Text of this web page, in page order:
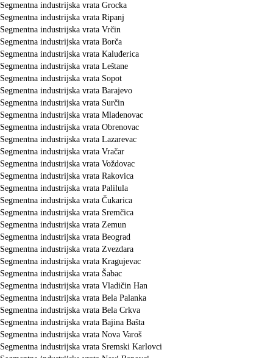
Segmentna industrijska vrata Grocka
Segmentna industrijska vrata Ripanj
Segmentna industrijska vrata Vrčin
Segmentna industrijska vrata Borča
Segmentna industrijska vrata Kaluđerica
Segmentna industrijska vrata Leštane
Segmentna industrijska vrata Sopot
Segmentna industrijska vrata Barajevo
Segmentna industrijska vrata Surčin
Segmentna industrijska vrata Mladenovac
Segmentna industrijska vrata Obrenovac
Segmentna industrijska vrata Lazarevac
Segmentna industrijska vrata Vračar
Segmentna industrijska vrata Voždovac
Segmentna industrijska vrata Rakovica
Segmentna industrijska vrata Palilula
Segmentna industrijska vrata Čukarica
Segmentna industrijska vrata Sremčica
Segmentna industrijska vrata Zemun
Segmentna industrijska vrata Beograd
Segmentna industrijska vrata Zvezdara
Segmentna industrijska vrata Kragujevac
Segmentna industrijska vrata Šabac
Segmentna industrijska vrata Vladičin Han
Segmentna industrijska vrata Bela Palanka
Segmentna industrijska vrata Bela Crkva
Segmentna industrijska vrata Bajina Bašta
Segmentna industrijska vrata Nova Varoš
Segmentna industrijska vrata Sremski Karlovci